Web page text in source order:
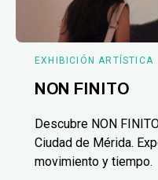
EXHIBICIÓN ARTÍSTICA
NON FINITO
Descubre NON
Ciudad de Mérida.
movimiento y tiempo.